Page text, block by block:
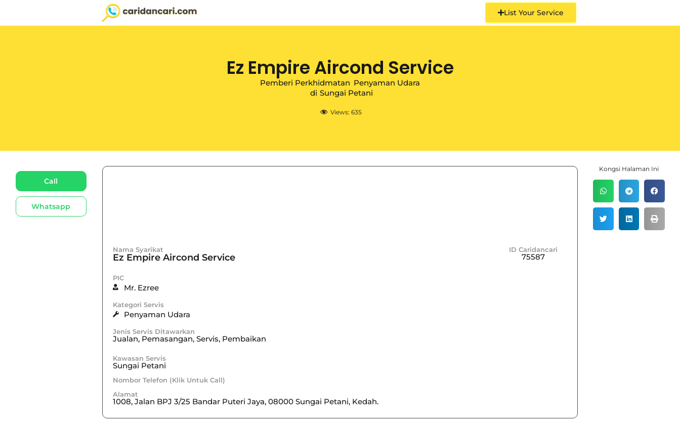
List Your Service
Ez Empire Aircond Service
Pemberi Perkhidmatan Penyaman Udara
di Sungai Petani
Views: 635
Call
Whatsapp
Nama Syarikat
Ez Empire Aircond Service
ID Caridancari
75587
PIC
Mr. Ezree
Kategori Servis
Penyaman Udara
Jenis Servis Ditawarkan
Jualan, Pemasangan, Servis, Pembaikan
Kawasan Servis
Sungai Petani
Nombor Telefon (Klik Untuk Call)
Alamat
1008, Jalan BPJ 3/25 Bandar Puteri Jaya, 08000 Sungai Petani, Kedah.
Kongsi Halaman Ini